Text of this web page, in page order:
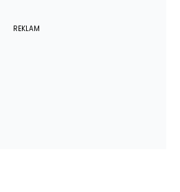
REKLAM